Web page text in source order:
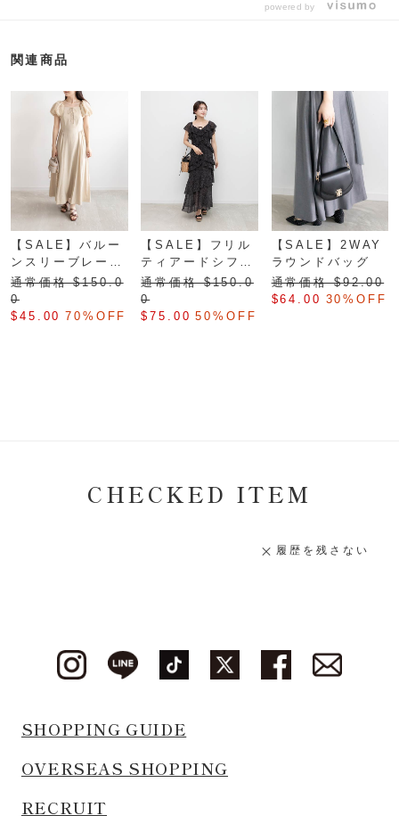
powered by
関連商品
【SALE】バルー
ンスリーブレース
アップドレス
通常価格 $‌150.0
0
$‌45.00 70%OFF
【SALE】フリル
ティアードシフォ
ンワンピース
通常価格 $‌150.0
0
$‌75.00 50%OFF
【SALE】2WAY
ラウンドバッグ
通常価格 $‌92.00
$‌64.00 30%OFF
CHECKED ITEM
履歴を残さない
SHOPPING GUIDE
OVERSEAS SHOPPING
RECRUIT